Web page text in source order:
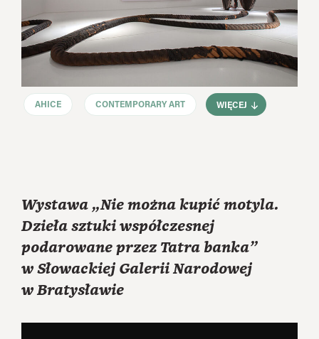
AHICE CONTEMPORARY ART WIĘCEJ
Wystawa „Nie można kupić motyla.
Dzieła sztuki współczesnej
podarowane przez Tatra banka”
w Słowackiej Galerii Narodowej
w Bratysławie